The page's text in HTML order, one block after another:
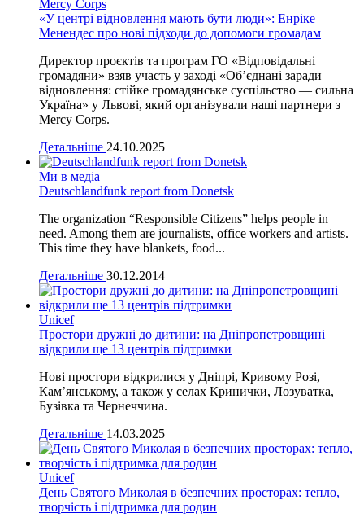
Mercy Corps
«У центрі відновлення мають бути люди»: Енріке
Менендес про нові підходи до допомоги громадам
Директор проєктів та програм ГО «Відповідальні
громадяни» взяв участь у заході «Об’єднані заради
відновлення: стійке громадянське суспільство — сильна
Україна» у Львові, який організували наші партнери з
Mercy Corps.
Детальніше 24.10.2025
Ми в медіа
Deutschlandfunk report from Donetsk
The organization “Responsible Citizens” helps people in
need. Among them are journalists, office workers and artists.
This time they have blankets, food...
Детальніше 30.12.2014
Unicef
Простори дружні до дитини: на Дніпропетровщині
відкрили ще 13 центрів підтримки
Нові простори відкрилися у Дніпрі, Кривому Розі,
Кам’янському, а також у селах Кринички, Лозуватка,
Бузівка та Чернеччина.
Детальніше 14.03.2025
Unicef
День Святого Миколая в безпечних просторах: тепло,
творчість і підтримка для родин